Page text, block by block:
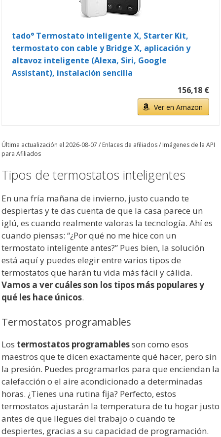
tado° Termostato inteligente X, Starter Kit,
termostato con cable y Bridge X, aplicación y
altavoz inteligente (Alexa, Siri, Google
Assistant), instalación sencilla
156,18 €
Ver en Amazon
Última actualización el 2026-08-07 / Enlaces de afiliados / Imágenes de la API
para Afiliados
Tipos de termostatos inteligentes
En una fría mañana de invierno, justo cuando te
despiertas y te das cuenta de que la casa parece un
iglú, es cuando realmente valoras la tecnología. Ahí es
cuando piensas: “¿Por qué no me hice con un
termostato inteligente antes?” Pues bien, la solución
está aquí y puedes elegir entre varios tipos de
termostatos que harán tu vida más fácil y cálida.
Vamos a ver cuáles son los tipos más populares y
qué les hace únicos.
Termostatos programables
Los termostatos programablesson como esos
maestros que te dicen exactamente qué hacer, pero sin
la presión. Puedes programarlos para que enciendan la
calefacción o el aire acondicionado a determinadas
horas. ¿Tienes una rutina fija? Perfecto, estos
termostatos ajustarán la temperatura de tu hogar justo
antes de que llegues del trabajo o cuando te
despiertes, gracias a su capacidad de programación.